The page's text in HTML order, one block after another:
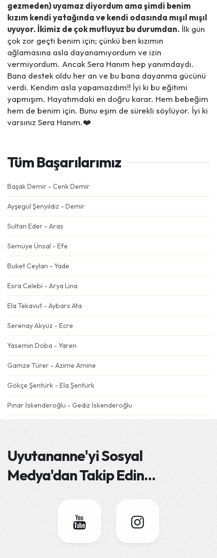
gezmeden) uyamaz diyordum ama şimdi benim
kızım kendi yatağında ve kendi odasında mışıl mışıl
uyuyor. İkimiz de çok mutluyuz bu durumdan. İlk gün
çok zor geçti benim için; çünkü ben kızımın
ağlamasına asla dayanamıyordum ve izin
vermiyordum. Ancak Sera Hanım hep yanımdaydı.
Bana destek oldu her an ve bu bana dayanma gücünü
verdi. Kendim asla yapamazdım!! İyi ki bu eğitimi
yapmışım. Hayatımdaki en doğru karar. Hem bebeğim
hem de benim için. Bunu eşim de sürekli söylüyor. İyi ki
varsınız Sera Hanım.❤️
Tüm Başarılarımız
Başak Demir - Cenk Demir
Ayşegül Şenyıldız - Demir
Sultan Eder - Aras
Semüye Ünsal - Efe
Buket Ceylan - Yade
Esra Celebi - Arya Lina
Ela Tekavut - Aybars Ata
Serenay Akyüz - Ecre
Yasemin Doba - Yaren
Gamze Türer - Azime Amine
Gökçe Şentürk - Ela Şentürk
Pınar İskenderoğlu - Gediz İskenderoğlu
Deniz Eskiköy - Dolunay
Semra Dursun Ateş - Gökçe Ateş
Sümeyra Tatlısöz - Yüsra
Seher&Fatih Gören - Barış
Uyutananne'yiSosyal
Medya'dan Takip Edin...